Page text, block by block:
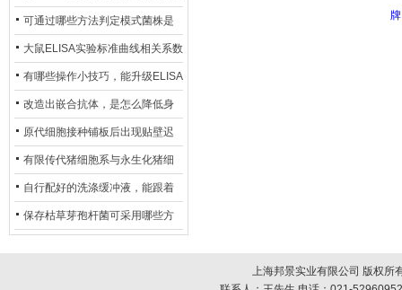
剂盒，适用检测场景存在哪些差
异？
可通过哪些方法判定模式菌株是
否存在杂菌污染？
大鼠ELISA实验标准曲线相关系数
偏低，可从哪些维度开展问题排
查？
有哪些操作小技巧，能升级ELISA
的LOD与LOQ性能？
改造出嵌合抗体，是怎么降低身
体生成抗鼠抗体（HAMA）的？
原代细胞接种铺板后出现贴壁迟
缓、悬浮细胞数量偏多的现象的
主要诱因
有限传代猪细胞系与永生化猪细
胞系，二者在增殖存活周期上有
什么区别？
自行配好的洗涤缓冲液，能跟着
试剂盒原装干粉放一处储存吗？
保存枯草芽孢杆菌可采用哪些方
上海邦景实业有限公司 版权所